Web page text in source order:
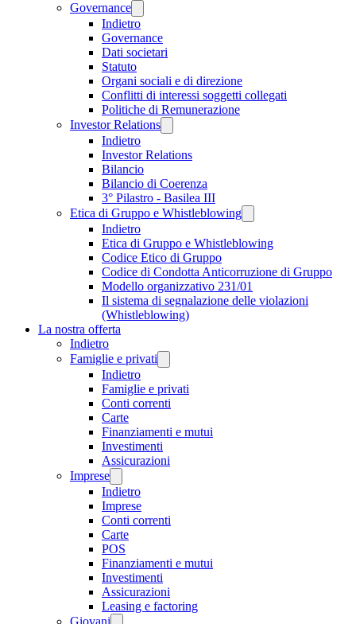
Governance
Indietro
Governance
Dati societari
Statuto
Organi sociali e di direzione
Conflitti di interessi soggetti collegati
Politiche di Remunerazione
Investor Relations
Indietro
Investor Relations
Bilancio
Bilancio di Coerenza
3° Pilastro - Basilea III
Etica di Gruppo e Whistleblowing
Indietro
Etica di Gruppo e Whistleblowing
Codice Etico di Gruppo
Codice di Condotta Anticorruzione di Gruppo
Modello organizzativo 231/01
Il sistema di segnalazione delle violazioni
(Whistleblowing)
La nostra offerta
Indietro
Famiglie e privati
Indietro
Famiglie e privati
Conti correnti
Carte
Finanziamenti e mutui
Investimenti
Assicurazioni
Imprese
Indietro
Imprese
Conti correnti
Carte
POS
Finanziamenti e mutui
Investimenti
Assicurazioni
Leasing e factoring
Giovani